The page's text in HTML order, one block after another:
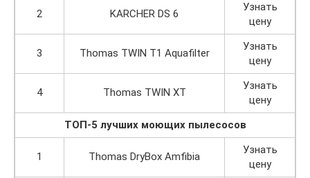
2 KARCHER DS 6
Узнать
цену
3 Thomas TWIN T1 Aquafilter
Узнать
цену
4 Thomas TWIN XT
Узнать
цену
ТОП-5 лучших моющих пылесосов
1 Thomas DryBox Amfibia
Узнать
цену